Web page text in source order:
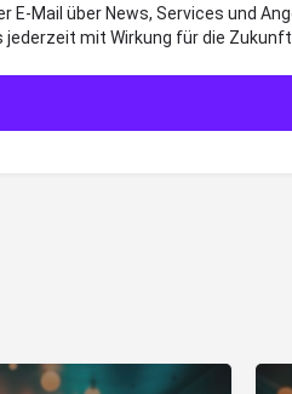
E-Mail über News, Services und
jederzeit mit Wirkung für die